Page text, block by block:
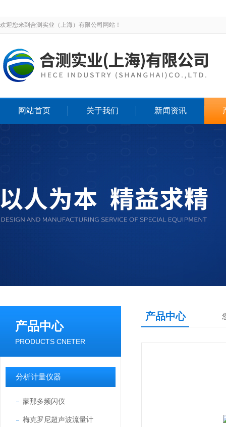
欢迎您来到合测实业（上海）有限公司网站！
网站首页 关于我们 新闻资讯
产品中心
PRODUCTS CNETER
分析计量仪器
蒙那多频闪仪
梅克罗尼超声波流量计
产品中心